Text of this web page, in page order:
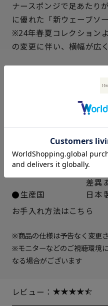
サイズを選択してくだ
21.5cm × 在庫なし
× 在庫なし
× 在庫なし
24cm △ 残りわずか
24.5cm ○ 在庫あり
25cm △ 残りわずか
ナースポンジで足あたり
に優れた「新ウェーブソ
※24年春夏コレクション
の変更に伴い、横幅が広
ベ
ムー
ソール素材
ポリ
ヒールの高さ
約
重さ（片足）
約
差異
生産国
日本
お手入れ方法はこちら
※商品の仕様は予告なく変更
※モニターなどのご視聴環境
なる場合がございます
レビュー：